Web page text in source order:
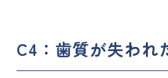
C4：歯質が失われ